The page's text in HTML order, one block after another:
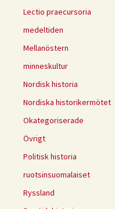
Lectio praecursoria
medeltiden
Mellanöstern
minneskultur
Nordisk historia
Nordiska historikermötet
Okategoriserade
Övrigt
Politisk historia
ruotsinsuomalaiset
Ryssland